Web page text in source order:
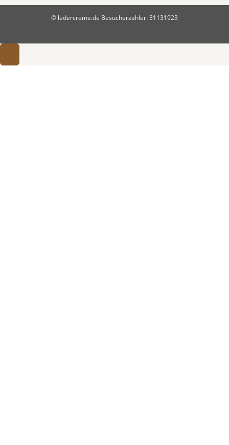
© ledercreme.de Besucherzähler: 31131923